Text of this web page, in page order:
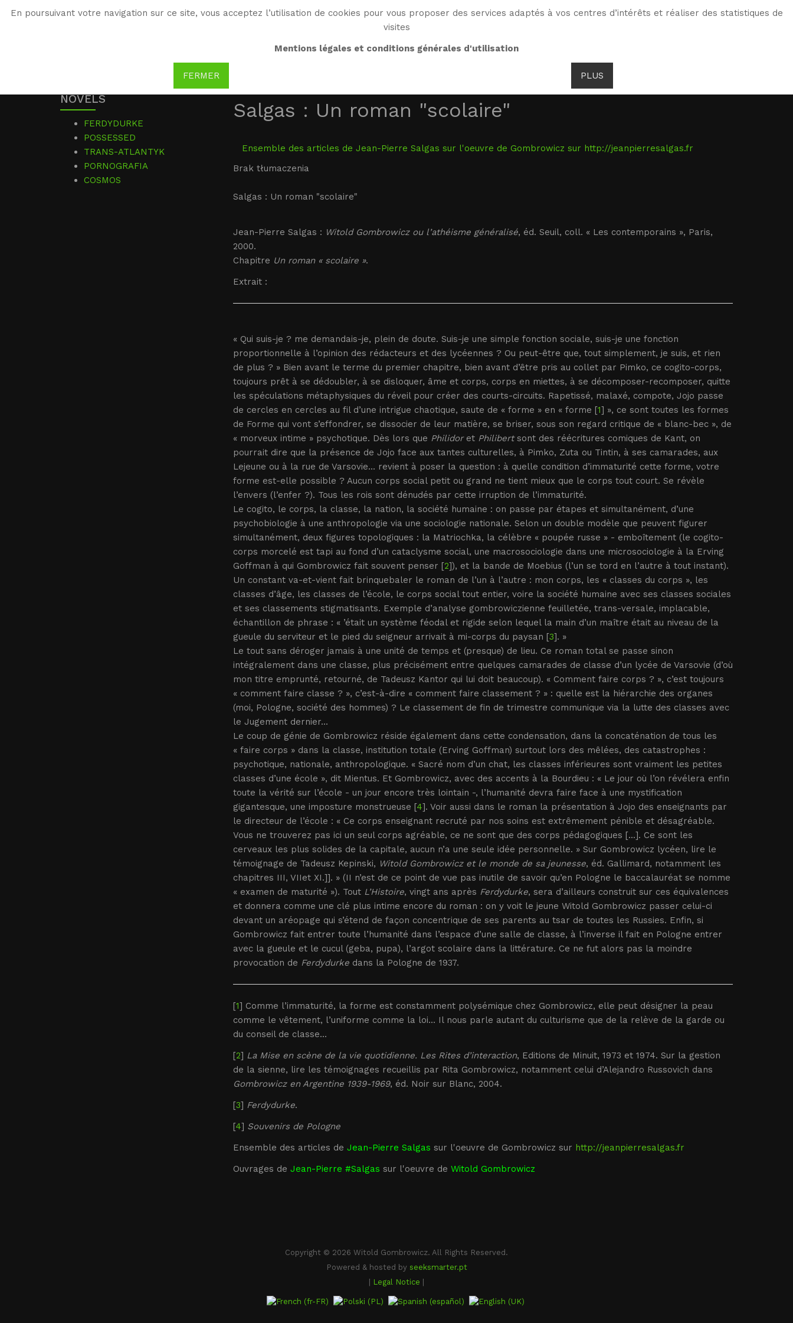
En poursuivant votre navigation sur ce site, vous acceptez l’utilisation de cookies pour vous proposer des services adaptés à vos centres d’intérêts et réaliser des statistiques de
visites
Mentions légales et conditions générales d'utilisation
FERMER PLUS
Salgas : Un roman "scolaire"
Ensemble des articles de Jean-Pierre Salgas sur l'oeuvre de Gombrowicz sur http://jeanpierresalgas.fr
Brak tłumaczenia
Salgas : Un roman "scolaire"
Jean-Pierre Salgas : Witold Gombrowicz ou l’athéisme généralisé, éd. Seuil, coll. « Les contemporains », Paris,
2000.
Chapitre Un roman « scolaire ».
Extrait :
« Qui suis-je ? me demandais-je, plein de doute. Suis-je une simple fonction sociale, suis-je une fonction
proportionnelle à l’opinion des rédacteurs et des lycéennes ? Ou peut-être que, tout simplement, je suis, et rien
de plus ? » Bien avant le terme du premier chapitre, bien avant d’être pris au collet par Pimko, ce cogito-corps,
toujours prêt à se dédoubler, à se disloquer, âme et corps, corps en miettes, à se décomposer-recomposer, quitte
les spéculations métaphysiques du réveil pour créer des courts-circuits. Rapetissé, malaxé, compote, Jojo passe
de cercles en cercles au fil d’une intrigue chaotique, saute de « forme » en « forme [1] », ce sont toutes les formes
de Forme qui vont s’effondrer, se dissocier de leur matière, se briser, sous son regard critique de « blanc-bec », de
« morveux intime » psychotique. Dès lors que Philidoret Philibertsont des réécritures comiques de Kant, on
pourrait dire que la présence de Jojo face aux tantes culturelles, à Pimko, Zuta ou Tintin, à ses camarades, aux
Lejeune ou à la rue de Varsovie... revient à poser la question : à quelle condition d’immaturité cette forme, votre
forme est-elle possible ? Aucun corps social petit ou grand ne tient mieux que le corps tout court. Se révèle
l’envers (l’enfer ?). Tous les rois sont dénudés par cette irruption de l’immaturité.
Le cogito, le corps, la classe, la nation, la société humaine : on passe par étapes et simultanément, d’une
psychobiologie à une anthropologie via une sociologie nationale. Selon un double modèle que peuvent figurer
simultanément, deux figures topologiques : la Matriochka, la célèbre « poupée russe » - emboîtement (le cogito-
corps morcelé est tapi au fond d’un cataclysme social, une macrosociologie dans une microsociologie à la Erving
Goffman à qui Gombrowicz fait souvent penser [2]), et la bande de Moebius (l’un se tord en l’autre à tout instant).
Un constant va-et-vient fait brinquebaler le roman de l’un à l’autre : mon corps, les « classes du corps », les
classes d’âge, les classes de l’école, le corps social tout entier, voire la société humaine avec ses classes sociales
et ses classements stigmatisants. Exemple d’analyse gombrowiczienne feuilletée, trans-versale, implacable,
échantillon de phrase : « ’était un système féodal et rigide selon lequel la main d’un maître était au niveau de la
gueule du serviteur et le pied du seigneur arrivait à mi-corps du paysan [3]. »
Le tout sans déroger jamais à une unité de temps et (presque) de lieu. Ce roman total se passe sinon
intégralement dans une classe, plus précisément entre quelques camarades de classe d’un lycée de Varsovie (d’où
mon titre emprunté, retourné, de Tadeusz Kantor qui lui doit beaucoup). « Comment faire corps ? », c’est toujours
« comment faire classe ? », c’est-à-dire « comment faire classement ? » : quelle est la hiérarchie des organes
(moi, Pologne, société des hommes) ? Le classement de fin de trimestre communique via la lutte des classes avec
le Jugement dernier...
Le coup de génie de Gombrowicz réside également dans cette condensation, dans la concaténation de tous les
« faire corps » dans la classe, institution totale (Erving Goffman) surtout lors des mêlées, des catastrophes :
psychotique, nationale, anthropologique. « Sacré nom d’un chat, les classes inférieures sont vraiment les petites
classes d’une école », dit Mientus. Et Gombrowicz, avec des accents à la Bourdieu : « Le jour où l’on révélera enfin
toute la vérité sur l’école - un jour encore très lointain -, l’humanité devra faire face à une mystification
gigantesque, une imposture monstrueuse [4]. Voir aussi dans le roman la présentation à Jojo des enseignants par
le directeur de l’école : « Ce corps enseignant recruté par nos soins est extrêmement pénible et désagréable.
Vous ne trouverez pas ici un seul corps agréable, ce ne sont que des corps pédagogiques [...]. Ce sont les
cerveaux les plus solides de la capitale, aucun n’a une seule idée personnelle. » Sur Gombrowicz lycéen, lire le
témoignage de Tadeusz Kepinski, Witold Gombrowicz et le monde de sa jeunesse, éd. Gallimard, notamment les
chapitres III, VIIet XI.]]. » (II n’est de ce point de vue pas inutile de savoir qu’en Pologne le baccalauréat se nomme
« examen de maturité »). Tout L’Histoire, vingt ans après Ferdydurke, sera d’ailleurs construit sur ces équivalences
et donnera comme une clé plus intime encore du roman : on y voit le jeune Witold Gombrowicz passer celui-ci
devant un aréopage qui s’étend de façon concentrique de ses parents au tsar de toutes les Russies. Enfin, si
Gombrowicz fait entrer toute l’humanité dans l’espace d’une salle de classe, à l’inverse il fait en Pologne entrer
avec la gueule et le cucul (geba, pupa), l’argot scolaire dans la littérature. Ce ne fut alors pas la moindre
provocation de Ferdydurkedans la Pologne de 1937.
[1] Comme l’immaturité, la forme est constamment polysémique chez Gombrowicz, elle peut désigner la peau
comme le vêtement, l’uniforme comme la loi... Il nous parle autant du culturisme que de la relève de la garde ou
du conseil de classe...
[2] La Mise en scène de la vie quotidienne. Les Rites d’interaction, Editions de Minuit, 1973 et 1974. Sur la gestion
de la sienne, lire les témoignages recueillis par Rita Gombrowicz, notamment celui d’Alejandro Russovich dans
Gombrowicz en Argentine 1939-1969, éd. Noir sur Blanc, 2004.
[3] Ferdydurke.
[4] Souvenirs de Pologne
Ensemble des articles de Jean-Pierre Salgas sur l'oeuvre de Gombrowicz sur http://jeanpierresalgas.fr
Ouvrages de Jean-Pierre #Salgas sur l'oeuvre de Witold Gombrowicz
NOVELS
FERDYDURKE
POSSESSED
TRANS-ATLANTYK
PORNOGRAFIA
COSMOS
Copyright © 2026 Witold Gombrowicz. All Rights Reserved.
Powered & hosted by seeksmarter.pt
Legal Notice